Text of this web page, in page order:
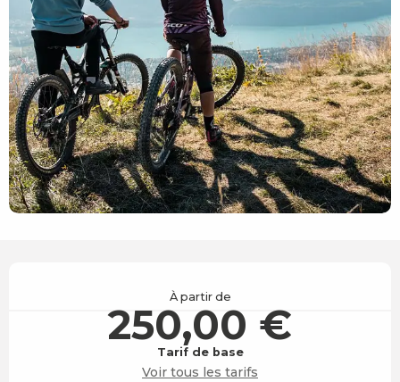
À partir de
250,00 €
Tarif de base
Voir tous les tarifs